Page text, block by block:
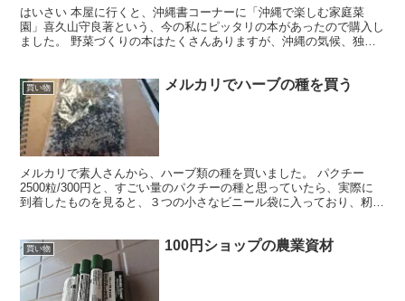
はいさい 本屋に行くと、沖縄書コーナーに「沖縄で楽しむ家庭菜
園」喜久山守良著という、今の私にピッタリの本があったので購入し
ました。 野菜づくりの本はたくさんありますが、沖縄の気候、独特
買い物 メルカリでハーブの種を買う
メルカリで素人さんから、ハーブ類の種を買いました。 パクチー
2500粒/300円と、すごい量のパクチーの種と思っていたら、実際に
到着したものを見ると、３つの小さなビニール袋に入っており、籾殻
買い物 100円ショップの農業資材